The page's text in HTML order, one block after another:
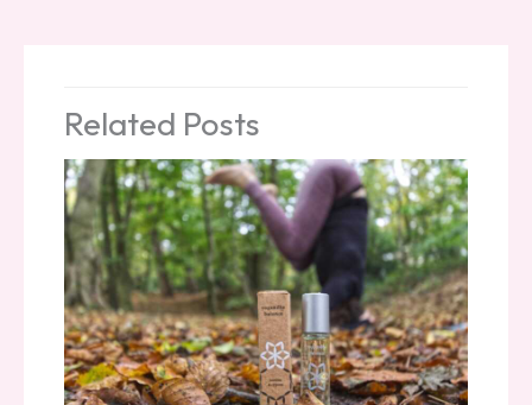
Related Posts